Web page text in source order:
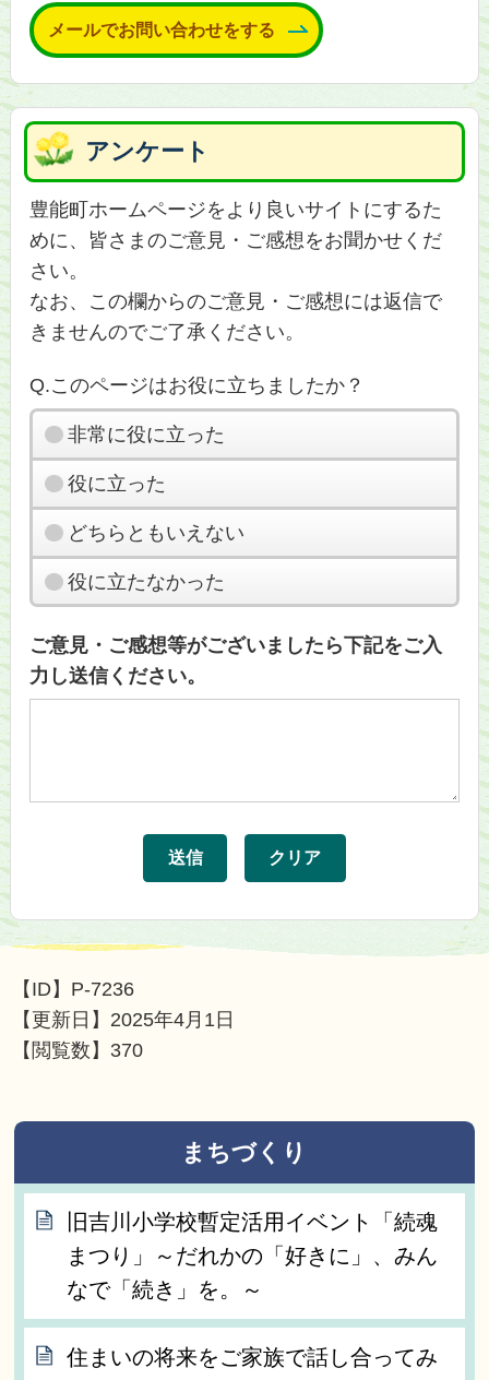
メールでお問い合わせをする
アンケート
豊能町ホームページをより良いサイトにするた
めに、皆さまのご意見・ご感想をお聞かせくだ
さい。
なお、この欄からのご意見・ご感想には返信で
きませんのでご了承ください。
Q.このページはお役に立ちましたか？
非常に役に立った
役に立った
どちらともいえない
役に立たなかった
ご意見・ご感想等がございましたら下記をご入
力し送信ください。
【ID】 P-7236
【更新日】 2025年4月1日
【閲覧数】 370
まちづくり
旧吉川小学校暫定活用イベント「続魂
まつり」～だれかの「好きに」、みん
なで「続き」を。～
住まいの将来をご家族で話し合ってみ